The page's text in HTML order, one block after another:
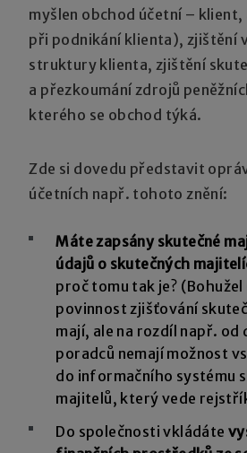
myšlen obchod účetní – klient,
při podnikání klienta), zjištění
struktury klienta, zjištění
a přezkoumání zdrojů
kterého se obchod týká.
Zde si dovedu představit
účetních např. tohoto znění:
Máte zapsány skutečné
údajů o skutečných
proč tomu tak je?
povinnost zjišťování
mají, ale na rozdíl např. od
poradců nemají možnost
do informačního systému
majitelů, který vede
Do společnosti vkládáte